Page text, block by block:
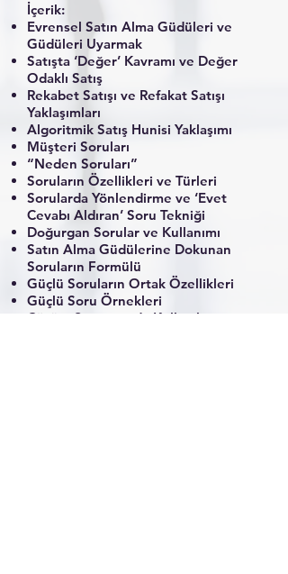
İçerik:
Evrensel Satın Alma Güdüleri ve
Güdüleri Uyarmak
Satışta ‘Değer’ Kavramı ve Değer
Odaklı Satış
Rekabet Satışı ve Refakat Satışı
Yaklaşımları
Algoritmik Satış Hunisi Yaklaşımı
Müşteri Soruları
“Neden Soruları”
Soruların Özellikleri ve Türleri
Sorularda Yönlendirme ve ‘Evet
Cevabı Aldıran’ Soru Tekniği
Doğurgan Sorular ve Kullanımı
Satın Alma Güdülerine Dokunan
Soruların Formülü
Güçlü Soruların Ortak Özellikleri
Güçlü Soru Örnekleri
Çözüm Sunumunda Kullanılan